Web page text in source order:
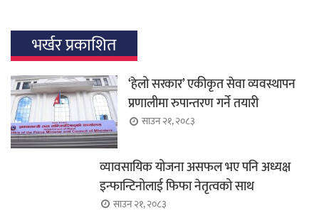
भर्खर प्रकाशित
‘हेलो सरकार’ एकीकृत सेवा व्यवस्थापन
प्रणालीमा रुपान्तरण गर्ने तयारी
साउन २१, २०८३
व्यावसायिक योजना असफल भए पनि अध्यक्ष
इन्फान्टिनोलाई फिफा नेतृत्वको साथ
साउन २१, २०८३